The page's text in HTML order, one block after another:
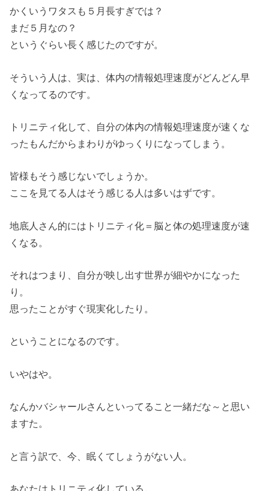
かくいうワタスも５月長すぎでは？
まだ５月なの？
というぐらい長く感じたのですが。
そういう人は、実は、体内の情報処理速度がどんどん早
くなってるのです。
トリニティ化して、自分の体内の情報処理速度が速くな
ったもんだからまわりがゆっくりになってしまう。
皆様もそう感じないでしょうか。
ここを見てる人はそう感じる人は多いはずです。
地底人さん的にはトリニティ化＝脳と体の処理速度が速
くなる。
それはつまり、自分が映し出す世界が細やかになった
り。
思ったことがすぐ現実化したり。
ということになるのです。
いやはや。
なんかバシャールさんといってること一緒だな～と思い
ますた。
と言う訳で、今、眠くてしょうがない人。
あなたはトリニティ化している。